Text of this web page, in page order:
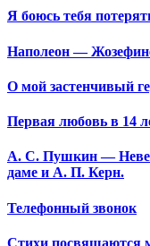
Я боюсь тебя
Наполеон —
О мой застенчивый
Первая любовь в 14
А. С. Пушкин —
даме и А. П. Керн.
Телефонный звонок
Стихи посвящаются